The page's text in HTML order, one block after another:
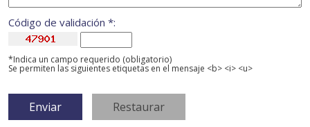
Código de validación *:
*Indica un campo requerido (obligatorio)
Se permiten las siguientes etiquetas en el mensaje <b> <i> <u>